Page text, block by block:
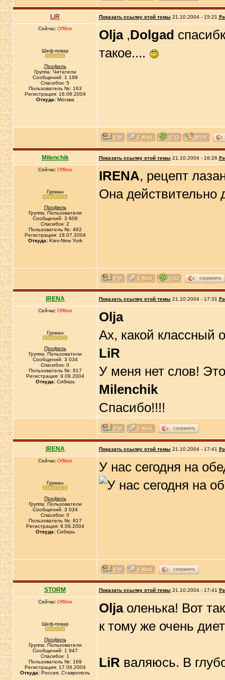
LiR Показать ссылку этой темы 21.10.2004 - 15:21
Сейчас Offline
Шеф-повар
Профиль
Группа: Читатели
Сообщений: 1 199
Спасибок: 5
Пользователь №: 163
Регистрация: 16.06.2004
Откуда:Москва
Olja,Dolgad
такое....
Milenchik Показать ссылку этой темы 21.10.2004 - 16:26
Сейчас Offline
Гурман
Профиль
Группа: Пользователи
Сообщений: 3 606
Спасибок: 2
Пользователь №: 462
Регистрация: 18.07.2004
Откуда:Kiev-New York
IRENA, рецепт
Она действительно
сохранить
IRENA Показать ссылку этой темы 21.10.2004 - 17:31
Сейчас Offline
Гурман
Профиль
Группа: Пользователи
Сообщений: 3 034
Спасибок: 0
Пользователь №: 817
Регистрация: 9.09.2004
Откуда:Сибирь
Olja
Ах, какой классный
LiR
У меня нет слов!
Milenchik
Спасибо!!!!
сохранить
IRENA Показать ссылку этой темы 21.10.2004 - 17:41
Сейчас Offline
Гурман
Профиль
Группа: Пользователи
Сообщений: 3 034
Спасибок: 0
Пользователь №: 817
Регистрация: 9.09.2004
Откуда:Сибирь
У нас сегодня на
сохранить
STORM Показать ссылку этой темы 21.10.2004 - 17:41
Сейчас Offline
Шеф-повар
Профиль
Группа: Пользователи
Сообщений: 1 947
Спасибок: 1
Пользователь №: 169
Регистрация: 17.06.2004
Откуда: Россия, Ставрополь
Oljaоленька! Вот
к тому же очень
LiR валяюсь. В